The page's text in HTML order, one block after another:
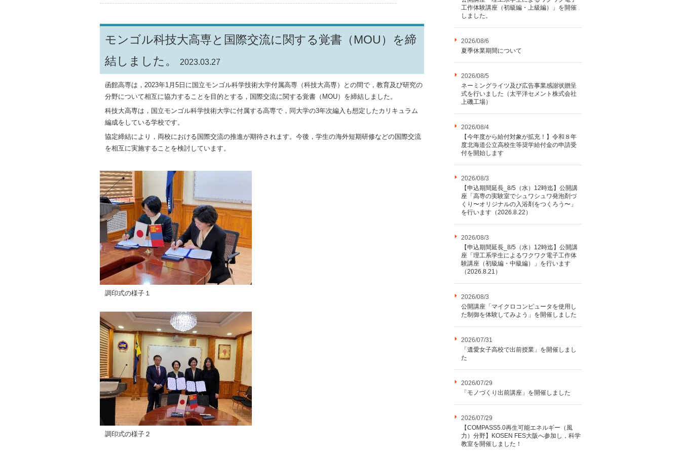
モンゴル科技大高専と国際交流に関する覚書（MOU）を締
結しました。
2023.03.27
函館高専は，2023年1月5日に国立モンゴル科学技術大学付属高専（科技大高専）との間で，教育及び研究の
分野について相互に協力することを目的とする，国際交流に関する覚書（MOU）を締結しました。
科技大高専は，国立モンゴル科学技術大学に付属する高専で，同大学の3年次編入も想定したカリキュラム
編成をしている学校です。
協定締結により，両校における国際交流の推進が期待されます。今後，学生の海外短期研修などの国際交流
を相互に実施することを検討しています。
調印式の様子１
調印式の様子２
工作体験講座（初級編・上級編）」を開催
しました。
2026/08/6
夏季休業期間について
2026/08/5
ネーミングライツ及び広告事業感謝状贈呈
式を行いました（太平洋セメント株式会社
上磯工場）
2026/08/4
【今年度から給付対象が拡充！】令和８年
度北海道公立高校生等奨学給付金の申請受
付を開始します
2026/08/3
【申込期間延長_8/5（水）12時迄】公開講
座「高専の実験室でシュワシュワ発泡剤づ
くり〜オリジナルの入浴剤をつくろう〜」
を行います（2026.8.22）
2026/08/3
【申込期間延長_8/5（水）12時迄】公開講
座「理工系学生によるワクワク電子工作体
験講座（初級編・中級編）」を行います
（2026.8.21）
2026/08/3
公開講座「マイクロコンピュータを使用し
た制御を体験してみよう」を開催しました
2026/07/31
「遺愛女子高校で出前授業」を開催しまし
た
2026/07/29
「モノづくり出前講座」を開催しました
2026/07/29
【COMPASS5.0再生可能エネルギー（風
力）分野】KOSEN FES大阪へ参加し，科学
教室を開催しました！